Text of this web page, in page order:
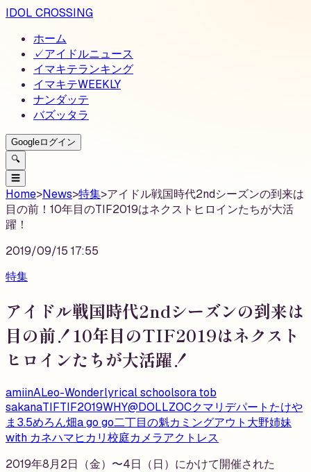
IDOL CROSSING
ホーム
✓アイドルニュース
イマキテランキング
イマキテWEEKLY
ナンダッテ
バズッタラ
Googleログイン
🔍
☰
Home>News>特集>アイドル戦国時代2ndシーズンの到来は
目の前！10年目のTIF2019はネクストヒロインたちが大活
躍！
2019/09/15 17:55
特集
アイドル戦国時代2ndシーズンの到来は
目の前！10年目のTIF2019はネクスト
ヒロインたちが大活躍！
amiinALeo-Wonderlyrical schoolsora tob
sakanaTIFTIF2019WHY@DOLLZOCクマリデパート たけや
ま3.5めろん畑a go go二丁目の魁カミングアウト 大野姉妹
with カネハマヒカリ校庭カメラアクトレス
2019年8月2日（金）〜4日（日）にかけて開催された